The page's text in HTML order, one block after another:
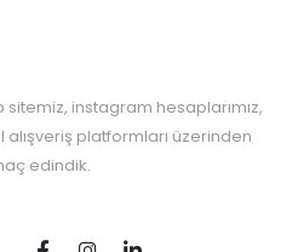
instagram hesaplarımız,
platformları üzerinden
edindik.